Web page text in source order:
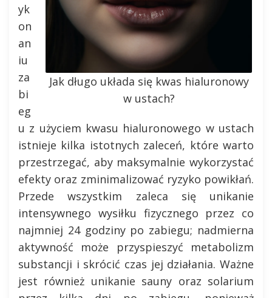
Jak długo układa się kwas hialuronowy
w ustach?
yk
on
an
iu
za
bi
eg
u z użyciem kwasu hialuronowego w ustach
istnieje kilka istotnych zaleceń, które warto
przestrzegać, aby maksymalnie wykorzystać
efekty oraz zminimalizować ryzyko powikłań.
Przede wszystkim zaleca się unikanie
intensywnego wysiłku fizycznego przez co
najmniej 24 godziny po zabiegu; nadmierna
aktywność może przyspieszyć metabolizm
substancji i skrócić czas jej działania. Ważne
jest również unikanie sauny oraz solarium